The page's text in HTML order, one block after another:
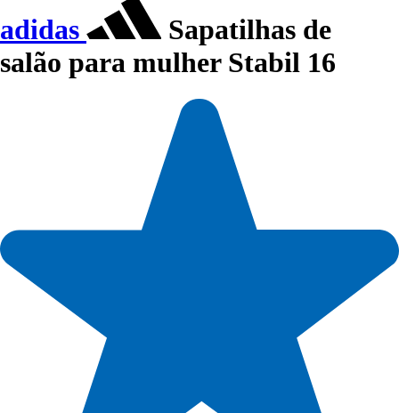
adidas
Sapatilhas de
salão para mulher Stabil 16